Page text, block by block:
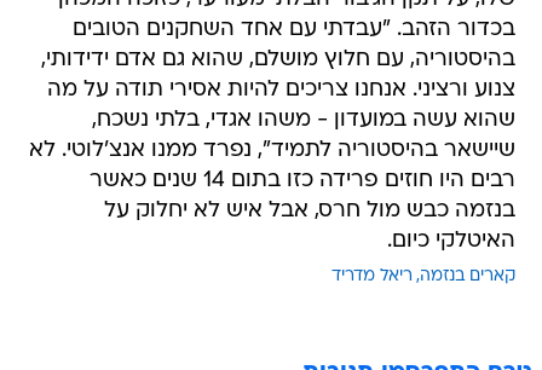
בכדור הזהב. "עבדתי עם אחד השחקנים הטובים
בהיסטוריה, עם חלוץ מושלם, שהוא גם אדם ידידותי,
צנוע ורציני. אנחנו צריכים להיות אסירי תודה על מה
שהוא עשה במועדון - משהו אגדי, בלתי נשכח,
שיישאר בהיסטוריה לתמיד", נפרד ממנו אנצ'לוטי. לא
רבים היו חוזים פרידה כזו בתום 14 שנים כאשר
בנזמה כבש מול חרס, אבל איש לא יחלוק על
האיטלקי כיום.
קארים בנזמה ריאל מדריד